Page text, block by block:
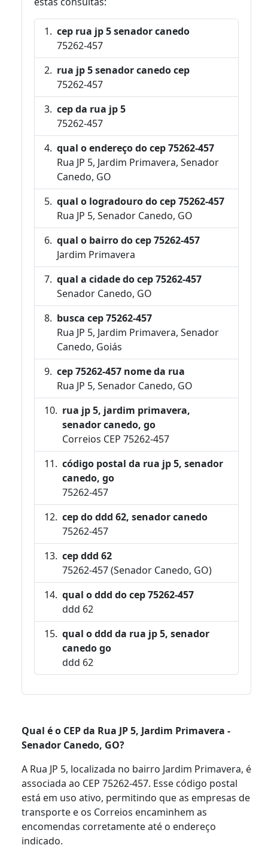
cep rua jp 5 senador canedo
75262-457
rua jp 5 senador canedo cep
75262-457
cep da rua jp 5
75262-457
qual o endereço do cep 75262-457
Rua JP 5, Jardim Primavera, Senador
Canedo, GO
qual o logradouro do cep 75262-457
Rua JP 5, Senador Canedo, GO
qual o bairro do cep 75262-457
Jardim Primavera
qual a cidade do cep 75262-457
Senador Canedo, GO
busca cep 75262-457
Rua JP 5, Jardim Primavera, Senador
Canedo, Goiás
cep 75262-457 nome da rua
Rua JP 5, Senador Canedo, GO
rua jp 5, jardim primavera,
senador canedo, go
Correios CEP 75262-457
código postal da rua jp 5, senador
canedo, go
75262-457
cep do ddd 62, senador canedo
75262-457
cep ddd 62
75262-457 (Senador Canedo, GO)
qual o ddd do cep 75262-457
ddd 62
qual o ddd da rua jp 5, senador
canedo go
ddd 62
Qual é o CEP da Rua JP 5, Jardim Primavera -
Senador Canedo, GO?
A Rua JP 5, localizada no bairro Jardim Primavera, é
associada ao CEP 75262-457. Esse código postal
está em uso ativo, permitindo que as empresas de
transporte e os Correios encaminhem as
encomendas corretamente até o endereço
indicado.